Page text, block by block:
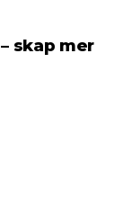
skap mer